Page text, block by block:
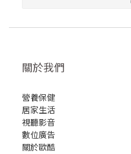
關於我們
營養保健
居家生活
視聽影音
數位廣告
關於歐酷